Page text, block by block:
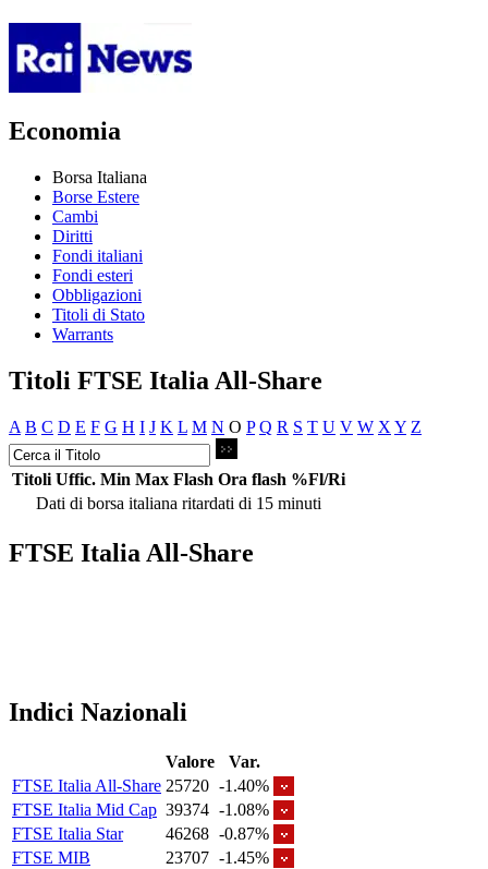
Economia
Borsa Italiana
Borse Estere
Cambi
Diritti
Fondi italiani
Fondi esteri
Obbligazioni
Titoli di Stato
Warrants
Titoli FTSE Italia All-Share
A B C D E F G H I J K L M N O P Q R S T U V W X Y Z
Titoli Uffic. Min Max Flash Ora flash %Fl/Ri
Dati di borsa italiana ritardati di 15 minuti
FTSE Italia All-Share
Indici Nazionali
Valore
Var.
FTSE Italia All-Share 25720 -1.40%
FTSE Italia Mid Cap 39374 -1.08%
FTSE Italia Star
46268 -0.87%
FTSE MIB
23707 -1.45%